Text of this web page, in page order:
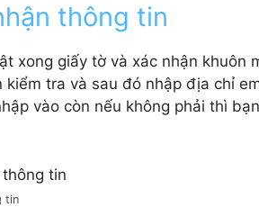
thông tin
xong giấy tờ và xác nhận khuôn
kiểm tra và sau đó nhập địa chỉ
vào còn nếu không phải thì
tin